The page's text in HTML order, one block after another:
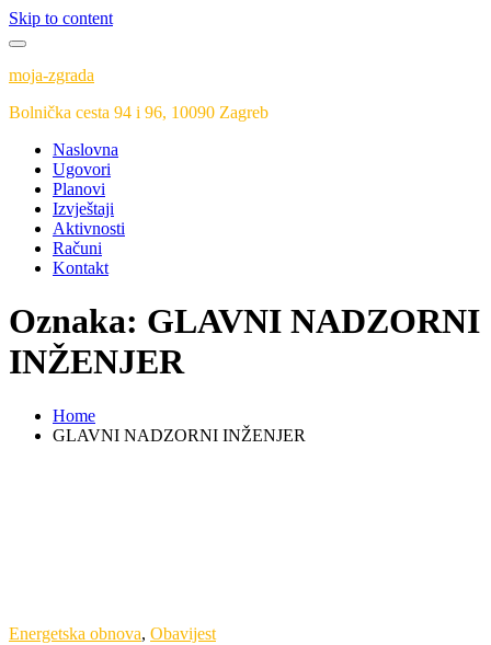
Skip to content
moja-zgrada
Bolnička cesta 94 i 96, 10090 Zagreb
Naslovna
Ugovori
Planovi
Izvještaji
Aktivnosti
Računi
Kontakt
Oznaka: GLAVNI NADZORNI
INŽENJER
Home
GLAVNI NADZORNI INŽENJER
Energetska obnova, Obavijest